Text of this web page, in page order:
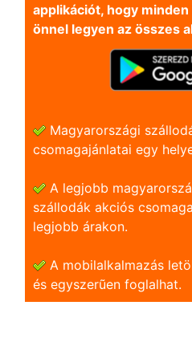
applikációt, hogy
önnel legyen az összes
Magyarországi
csomagajánlatai egy
A legjobb
szállodák akciós
legjobb árakon.
A mobilalkalmazás
és egyszerũen foglalhat.